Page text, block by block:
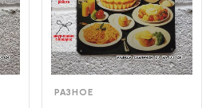
РАЗНОЕ